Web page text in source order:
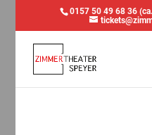
0157 50 49 68 36